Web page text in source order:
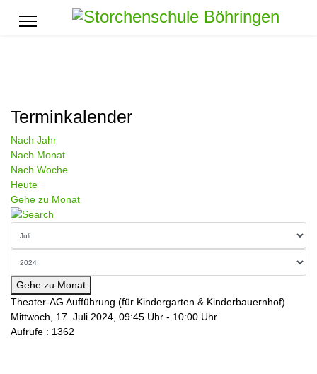
Terminkalender
Nach Jahr
Nach Monat
Nach Woche
Heute
Gehe zu Monat
Gehe zu Monat
Theater-AG Aufführung (für Kindergarten & Kinderbauernhof)
Mittwoch, 17. Juli 2024, 09:45 Uhr - 10:00 Uhr
Aufrufe : 1362